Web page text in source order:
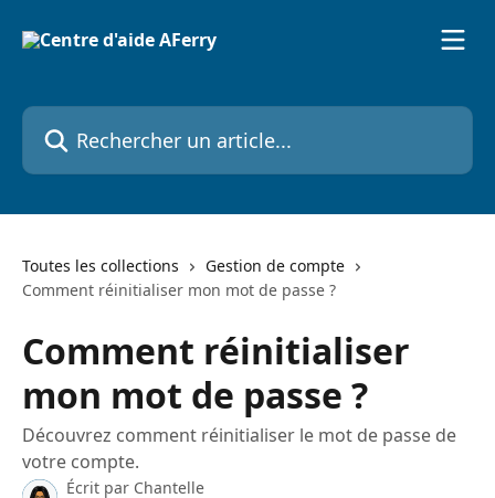
Rechercher un article...
Toutes les collections
Gestion de compte
Comment réinitialiser mon mot de passe ?
Comment réinitialiser
mon mot de passe ?
Découvrez comment réinitialiser le mot de passe de
votre compte.
Écrit par Chantelle